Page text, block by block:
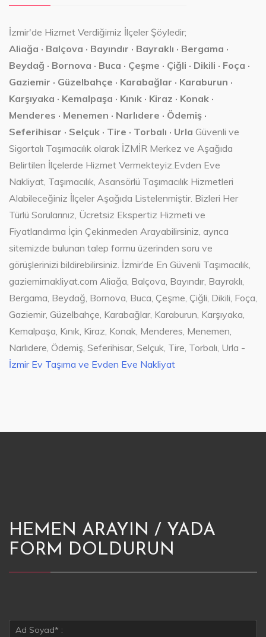
İzmir'de Hizmet Verdiğimiz İlçeler Şöyledir;
Aliağa · Balçova · Bayındır · Bayraklı · Bergama ·
Beydağ · Bornova · Buca · Çeşme · Çiğli · Dikili · Foça ·
Gaziemir · Güzelbahçe · Karabağlar · Karaburun ·
Karşıyaka · Kemalpaşa · Kınık · Kiraz · Konak ·
Menderes · Menemen · Narlıdere · Ödemiş ·
Seferihisar · Selçuk · Tire · Torbalı · Urla Güvenli ve
Sigortalı Taşımacılık olarak İZMİR Merkez ve Aşağıda
Belirtilen İlçelerde Hizmet Vermekteyiz.Evden Eve
Nakliyat, Taşımacılık, Asansörlü Taşımacılık Hizmetleri
Alabileceğiniz İlçeler Aşağıda Listelenmiştir. Bizleri Her
Türlü Sorularınız, Ücretsiz Ekspertiz Hizmeti ve
Fiyatlandırma İçin Çekinmeden Arayabilirsiniz, ayrıca
sitemizde bulunan talep formu üzerinden soru ve
görüşlerinizi bildirebilirsiniz. İzmir’de En Güvenli Taşımacılık,
gaziemirnakliyat.com Aliağa, Balçova, Bayındır, Bayraklı,
Bergama, Beydağ, Bornova, Buca, Çeşme, Çiğli, Dikili, Foça,
Gaziemir, Güzelbahçe, Karabağlar, Karaburun, Karşıyaka,
Kemalpaşa, Kınık, Kiraz, Konak, Menderes, Menemen,
Narlıdere, Ödemiş, Seferihisar, Selçuk, Tire, Torbalı, Urla -
İzmir Ev Taşıma ve Evden Eve Nakliyat
HEMEN ARAYIN / YADA
FORM DOLDURUN